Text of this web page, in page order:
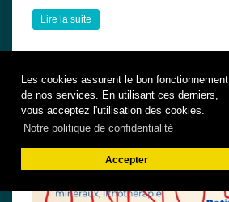
Les cookies assurent le bon fonctionnement
de nos services. En utilisant ces derniers,
vous acceptez l'utilisation des cookies.
Notre politique de confidentialité
Accepter
Lire la suite